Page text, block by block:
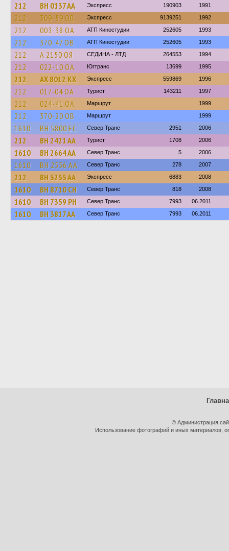
212 BH 0137 AA Экспресс 190903 1991
212 309-59 ОВ Экспресс 9139251 1992
212 003-38 ОА АТП Киностудии 252605 1993
212 370-47 ОВ АТП Киностудии 252605 1993
212 А 2150 ОЯ СЕДИНА - ЛТД 264553 1994
212 022-10 ОА Югтранс 13699 1995
212 AX 8012 KX Экспресс 559869 1996
212 017-04 ОА Турист 143211 1997
212 024-41 ОА Маршрут 1999
212 370-20 ОВ Маршрут 1999
1610 BH 5800 EC Север Транс 2951 2006
212 BH 2421 AA Турист 1708 2006
1610 BH 2664 AA Север Транс 5 2006
1610 BH 2556 AA Север Транс 278 2007
212 BH 3255 AA Экспресс 6883 2008
1610 BH 8710 CH Север Транс 818 2008
1610 BH 7359 PH Север Транс 7993 06.2011
1610 BH 3817 AA Север Транс 7993 06.2011
© Администрация
Использование фотографий и иных материалов,